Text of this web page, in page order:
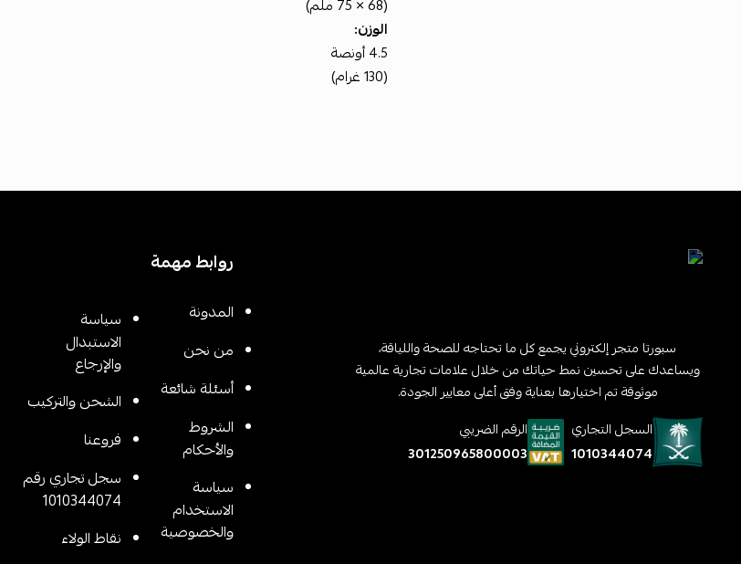
(68 × 75 ملم)
الوزن:
4.5 أونصة
(130 غرام)
سبورتا متجر إلكتروني يجمع كل ما تحتاجه للصحة واللياقة،
ويساعدك على تحسين نمط حياتك من خلال علامات تجارية عالمية
موثوقة تم اختيارها بعناية وفق أعلى معايير الجودة.
السجل التجاري
1010344074
الرقم الضريبي
301250965800003
روابط مهمة
المدونة
من نحن
أسئلة شائعة
الشروط
والأحكام
سياسة
الاستخدام
والخصوصية
سياسة
الاستبدال
والإرجاع
الشحن والتركيب
فروعنا
سجل تجاري رقم
1010344074
نقاط الولاء